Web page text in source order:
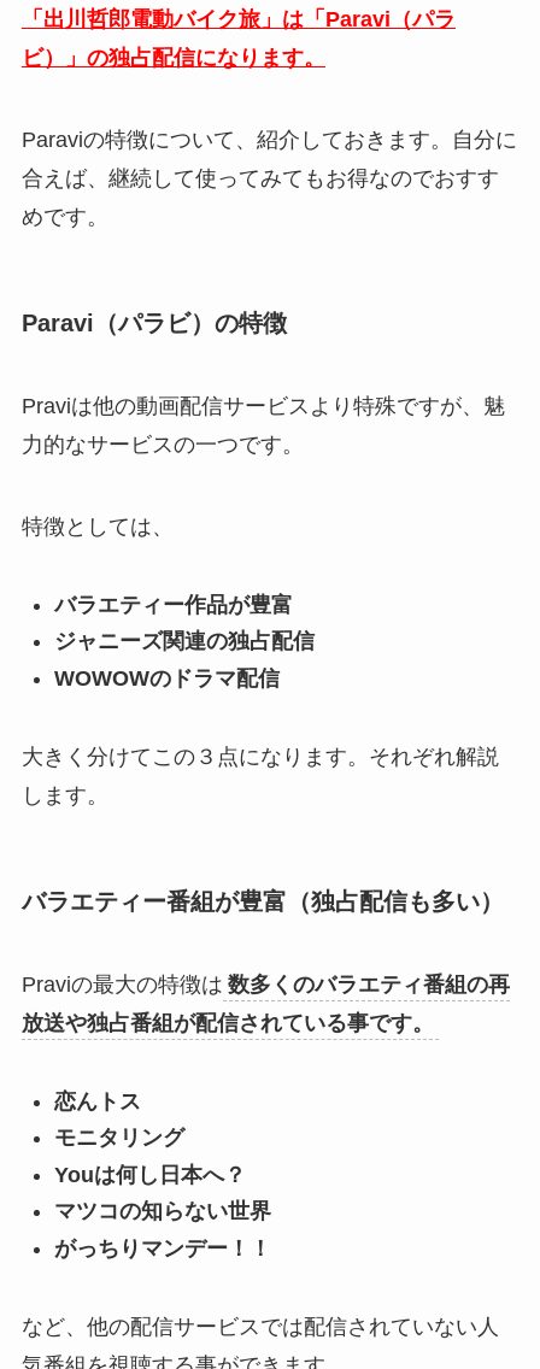
「出川哲郎電動バイク旅」は「Paravi（パラ
ビ）」の独占配信になります。
Paraviの特徴について、紹介しておきます。自分に
合えば、継続して使ってみてもお得なのでおすす
めです。
Paravi（パラビ）の特徴
Praviは他の動画配信サービスより特殊ですが、魅
力的なサービスの一つです。
特徴としては、
バラエティー作品が豊富
ジャニーズ関連の独占配信
WOWOWのドラマ配信
大きく分けてこの３点になります。それぞれ解説
します。
バラエティー番組が豊富（独占配信も多い）
Praviの最大の特徴は 数多くのバラエティ番組の再
放送や独占番組が配信されている事です。
恋んトス
モニタリング
Youは何し日本へ？
マツコの知らない世界
がっちりマンデー！！
など、他の配信サービスでは配信されていない人